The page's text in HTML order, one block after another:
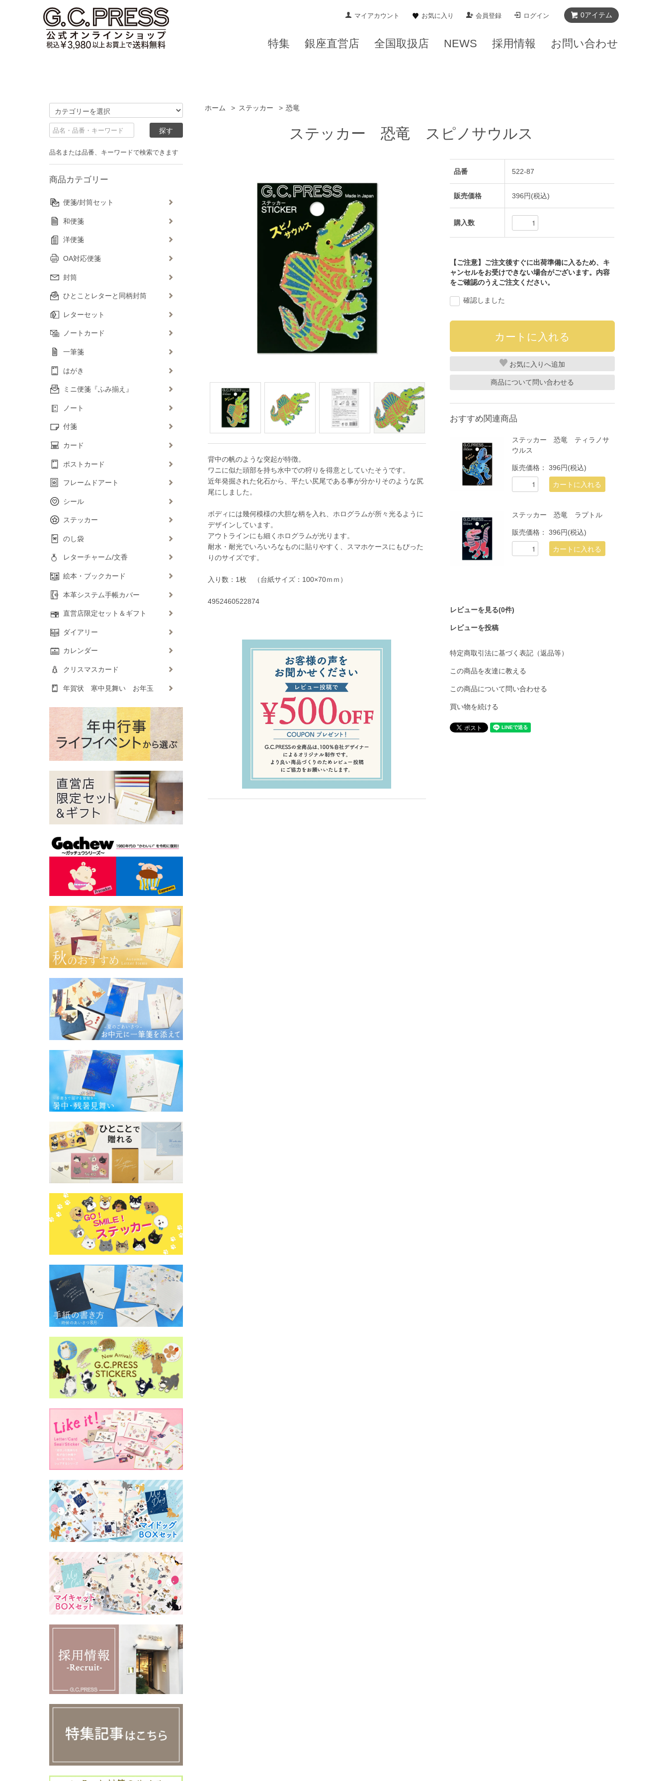
ホーム > ステッカー > 恐竜
ステッカー 恐竜 スピノサウルス
背中の帆のような突起が特徴。
ワニに似た頭部を持ち水中での狩りを得意としていたそうです。
近年発掘された化石から、平たい尻尾である事が分かりそのような尻
尾にしました。
ボディには幾何模様の大胆な柄を入れ、ホログラムが所々光るように
デザインしています。
アウトラインにも細くホログラムが光ります。
耐水・耐光でいろいろなものに貼りやすく、スマホケースにもぴった
りのサイズです。
入り数：1枚 （台紙サイズ：100×70ｍｍ）
4952460522874
品番 522-87
販売価格 396円(税込)
購入数
【ご注意】ご注文後すぐに出荷準備に入るため、キ
ャンセルをお受けできない場合がございます。内容
をご確認のうえご注文ください。
確認しました
お気に入り
商品について問い合わせる
おすすめ関連商品
ステッカー 恐竜 ティラノサ
ウルス
販売価格：396円(税込)
ステッカー 恐竜 ラプトル
販売価格：396円(税込)
レビューを見る(0件)
レビューを投稿
特定商取引法に基づく表記（返品等）
この商品を友達に教える
この商品について問い合わせる
買い物を続ける
品名または品番、キーワードで検索できます
商品カテゴリー
便箋/封筒セット
和便箋
洋便箋
OA対応便箋
封筒
ひとことレターと同柄封筒
レターセット
ノートカード
一筆箋
はがき
ミニ便箋『ふみ揃え』
ノート
付箋
カード
ポストカード
フレームドアート
シール
ステッカー
のし袋
レターチャーム/文香
絵本・ブックカード
本革システム手帳カバー
直営店限定セット＆ギフト
ダイアリー
カレンダー
クリスマスカード
年賀状 寒中見舞い お年玉
0アイテム
マイアカウント お気に入り 会員登録 ログイン
特集 銀座直営店 全国取扱店 NEWS 採用情報 お問い合わせ